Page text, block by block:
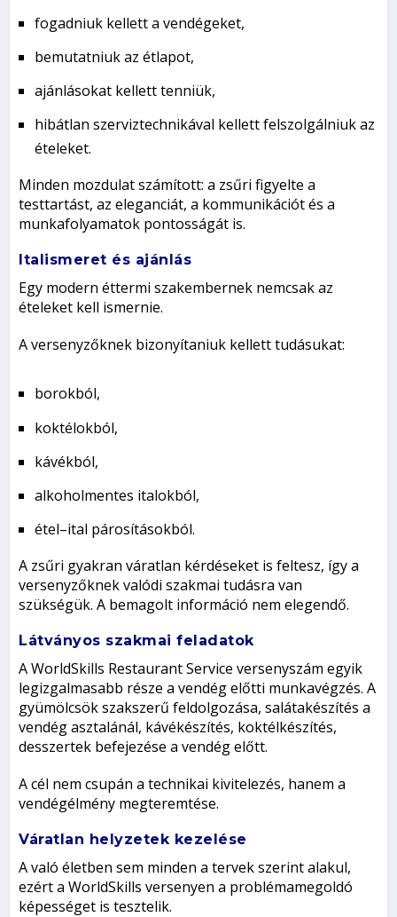
fogadniuk kellett a vendégeket,
bemutatniuk az étlapot,
ajánlásokat kellett tenniük,
hibátlan szerviztechnikával kellett felszolgálniuk az
ételeket.
Minden mozdulat számított: a zsűri figyelte a
testtartást, az eleganciát, a kommunikációt és a
munkafolyamatok pontosságát is.
Italismeret és ajánlás
Egy modern éttermi szakembernek nemcsak az
ételeket kell ismernie.
A versenyzőknek bizonyítaniuk kellett tudásukat:
borokból,
koktélokból,
kávékból,
alkoholmentes italokból,
étel–ital párosításokból.
A zsűri gyakran váratlan kérdéseket is feltesz, így a
versenyzőknek valódi szakmai tudásra van
szükségük. A bemagolt információ nem elegendő.
Látványos szakmai feladatok
A WorldSkills Restaurant Service versenyszám egyik
legizgalmasabb része a vendég előtti munkavégzés. A
gyümölcsök szakszerű feldolgozása, salátakészítés a
vendég asztalánál, kávékészítés, koktélkészítés,
desszertek befejezése a vendég előtt.
A cél nem csupán a technikai kivitelezés, hanem a
vendégélmény megteremtése.
Váratlan helyzetek kezelése
A való életben sem minden a tervek szerint alakul,
ezért a WorldSkills versenyen a problémamegoldó
képességet is tesztelik.